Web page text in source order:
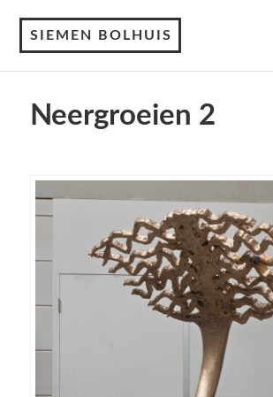
SIEMEN BOLHUIS
Neergroeien 2